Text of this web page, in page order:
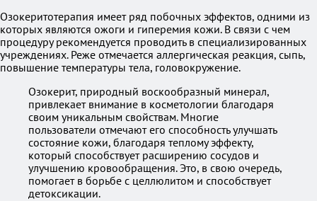
Озокеритотерапия имеет ряд побочных эффектов, одними из
которых являются ожоги и гиперемия кожи. В связи с чем
процедуру рекомендуется проводить в специализированных
учреждениях. Реже отмечается аллергическая реакция, сыпь,
повышение температуры тела, головокружение.
Озокерит, природный воскообразный минерал,
привлекает внимание в косметологии благодаря
своим уникальным свойствам. Многие
пользователи отмечают его способность улучшать
состояние кожи, благодаря теплому эффекту,
который способствует расширению сосудов и
улучшению кровообращения. Это, в свою очередь,
помогает в борьбе с целлюлитом и способствует
детоксикации.